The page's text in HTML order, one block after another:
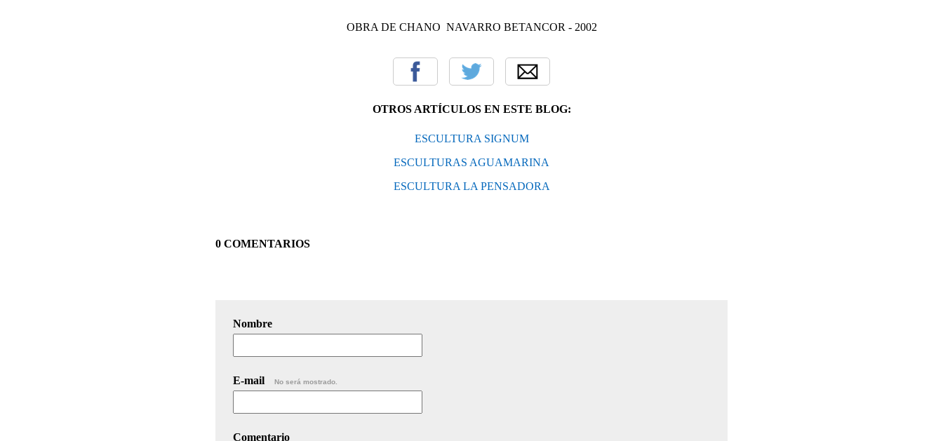
OBRA DE CHANO NAVARRO BETANCOR - 2002
OTROS ARTÍCULOS EN ESTE BLOG:
ESCULTURA SIGNUM
ESCULTURAS AGUAMARINA
ESCULTURA LA PENSADORA
0 COMENTARIOS
Nombre
E-mail No será mostrado.
Comentario